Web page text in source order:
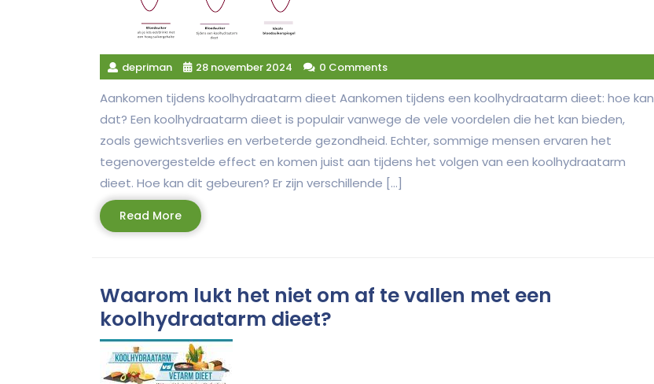
depriman 28 november 2024 0 Comments
Aankomen tijdens koolhydraatarm dieet Aankomen tijdens een koolhydraatarm dieet: hoe kan
dat? Een koolhydraatarm dieet is populair vanwege de vele voordelen die het kan bieden,
zoals gewichtsverlies en verbeterde gezondheid. Echter, sommige mensen ervaren het
tegenovergestelde effect en komen juist aan tijdens het volgen van een koolhydraatarm
dieet. Hoe kan dit gebeuren? Er zijn verschillende […]
Read MoreRead
More
Waarom lukt het niet om af te vallen met een
koolhydraatarm dieet?